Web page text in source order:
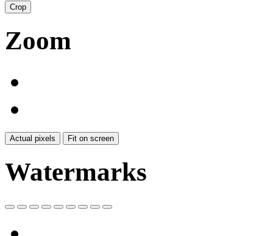
Crop
Zoom
Actual pixels Fit on screen
Watermarks